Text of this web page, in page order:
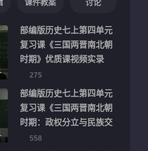
课件教案 讨论
部编版历史七上第四单元
复习课《三国两晋南北朝
时期》优质课视频实录
275
部编版历史七上第四单元
复习课《三国两晋南北朝
时期：政权分立与民族交
融》优质课视频实录
558